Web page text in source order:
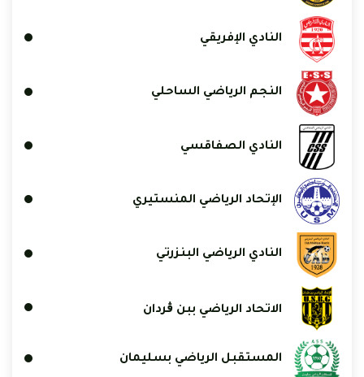
النادي الإفريقي
النجم الرياضي الساحلي
النادي الصفاقسي
الإتحاد الرياضي المنستيري
النادي الرياضي البنزرتي
الاتحاد الرياضي ببن ڨردان
المستقبل الرياضي بسليمان